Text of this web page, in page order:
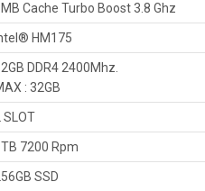
Cache Turbo Boost 3.8 Ghz
HM175
DDR4 2400Mhz.
: 32GB
SLOT
7200 Rpm
SSD